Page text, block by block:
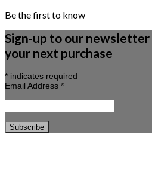
Be the first to know
Sign-up to our
your next purchase
* indicates required
Email Address *